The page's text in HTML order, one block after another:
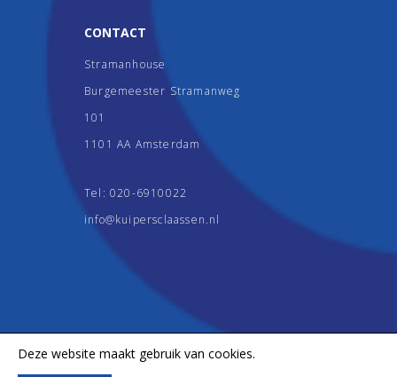
CONTACT
Stramanhouse
Burgemeester Stramanweg
101
1101 AA Amsterdam
Tel: 020-6910022
info@kuipersclaassen.nl
Deze website maakt gebruik van cookies.